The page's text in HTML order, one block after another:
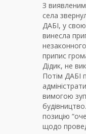
З
села
ДАБІ, у свою
винесла
припис
Дідик, не
Потім ДАБІ
вимогою
позицію
щодо